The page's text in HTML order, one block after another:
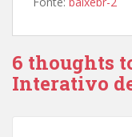
6 thoughts
Interativo